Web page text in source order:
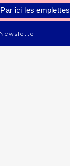
Par ici les
Newsletter